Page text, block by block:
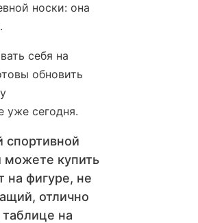
носки: она
себя на
обновить
уже сегодня.
спортивной
можете купить
на фигуре, не
отлично
на